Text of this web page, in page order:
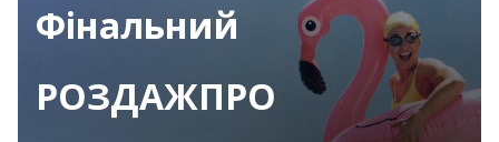
Фінальний
РОЗДАЖПРО